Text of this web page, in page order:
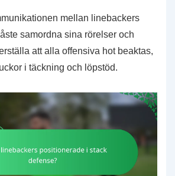
mellan linebackers
samordna sina rörelser och
att alla offensiva hot beaktas,
i täckning och löpstöd.